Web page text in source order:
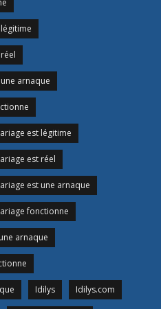
arnaque
est légitime
est réel
est une arnaque
fonctionne
arnaque
Idilys Idilys.com